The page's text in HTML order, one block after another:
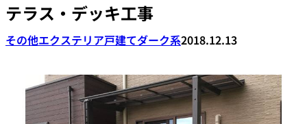
会社情報
オーナー向け会員サービス
よくあるご質問
サイトマップ
採用情報はこちら
テラス・デッキ工事
その他エクステリア戸建てダーク系2018.12.13